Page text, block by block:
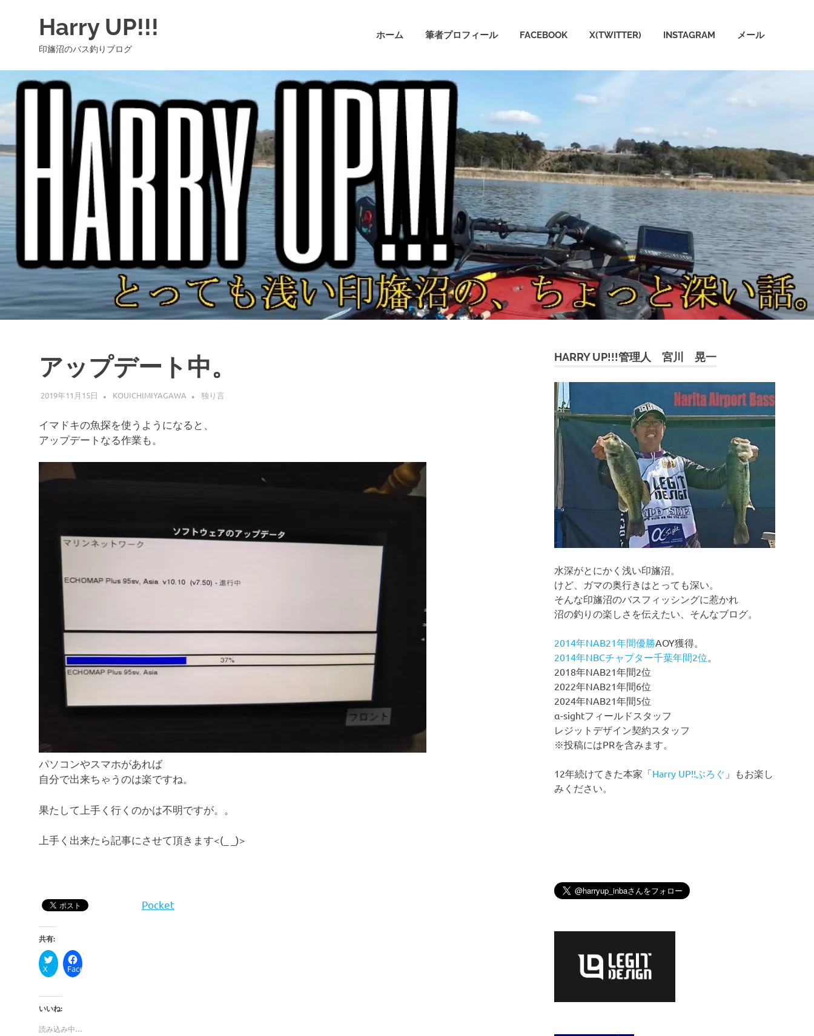
キ
プ
Harry UP!!!
印旛沼のバス釣りブログ
ホーム 筆者プロフィール FACEBOOK X(TWITTER) INSTAGRAM メール
アップデート中。
2019年11月15日 KOUICHIMIYAGAWA 独り言
イマドキの魚探を使うようになると、
アップデートなる作業も。
パソコンやスマホがあれば
自分で出来ちゃうのは楽ですね。
果たして上手く行くのかは不明ですが。。
上手く出来たら記事にさせて頂きます<(_ _)>
Pocket
共有:
X Facebook
いいね:
読み込み中…
HARRY UP!!!管理人 宮川 晃一
水深がとにかく浅い印旛沼。
けど、ガマの奥行きはとっても深い。
そんな印旛沼のバスフィッシングに惹かれ
沼の釣りの楽しさを伝えたい、そんなブログ。
2014年NAB21年間優勝AOY獲得。
2014年NBCチャプター千葉年間2位
2018年NAB21年間2位
2022年NAB21年間6位
2024年NAB21年間5位
α-sightフィールドスタッフ
レジットデザイン契約スタッフ
※投稿にはPRを含みます。
12年続けてきた本家「Harry UP!!ぶろぐ 」もお楽し
みください。